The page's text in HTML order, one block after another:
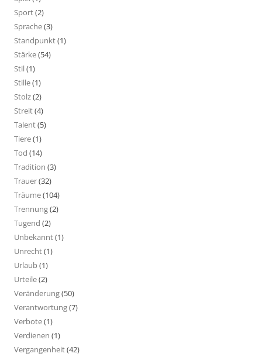
Sport(2)
Sprache(3)
Standpunkt(1)
Stärke(54)
Stil(1)
Stille(1)
Stolz(2)
Streit(4)
Talent(5)
Tiere(1)
Tod (14)
Tradition (3)
Trauer(32)
Träume(104)
Trennung(2)
Tugend (2)
Unbekannt(1)
Unrecht(1)
Urlaub(1)
Urteile(2)
Veränderung(50)
Verantwortung(7)
Verbote(1)
Verdienen (1)
Vergangenheit(42)